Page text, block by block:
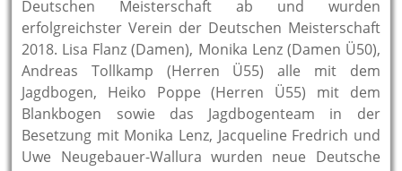
Deutschen Meisterschaft ab und wurden
erfolgreichster Verein der Deutschen Meisterschaft
2018. Lisa Flanz (Damen), Monika Lenz (Damen Ü50),
Andreas Tollkamp (Herren Ü55) alle mit dem
Jagdbogen, Heiko Poppe (Herren Ü55) mit dem
Blankbogen sowie das Jagdbogenteam in der
Besetzung mit Monika Lenz, Jacqueline Fredrich und
Uwe Neugebauer-Wallura wurden neue Deutsche